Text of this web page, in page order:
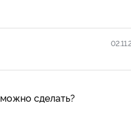
сделать?